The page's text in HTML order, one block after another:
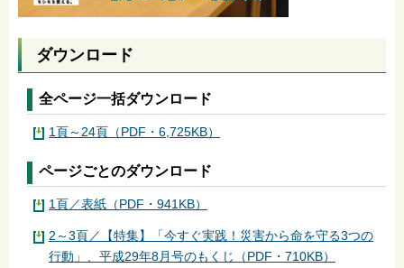
ダウンロード
全ページ一括ダウンロード
1頁～24頁（PDF・6,725KB）
ページごとのダウンロード
1頁／表紙（PDF・941KB）
2～3頁／【特集】「今すぐ実践！災害から命を守る3つの
行動」、平成29年8月号のもくじ（PDF・710KB）